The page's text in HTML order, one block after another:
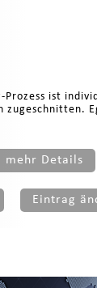
Prozess ist
zugeschnitten.
mehr Details
Eintrag